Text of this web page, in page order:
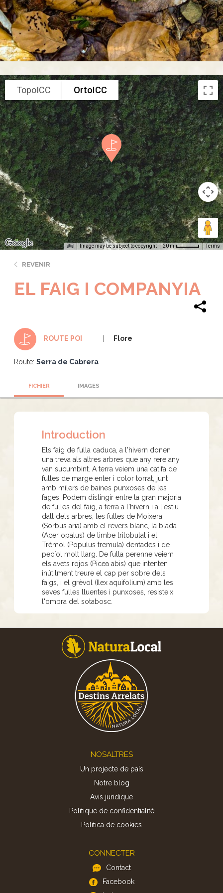
TopoICC OrtoICC
Image may be subject to copyright 20 m Terms
REVENIR
EL FAIG I COMPANYIA
ROUTE POI Flore
Route: Serra de Cabrera
FICHIER IMAGES
Introduction
Els faig de fulla caduca, a l'hivern donen
una treva als altres arbres que any rere any
van sucumbint. A terra veiem una catifa de
fulles de marge enter i color torrat, junt
amb milers de baines punxoses de les
fages. Podem distingir entre la gran majoria
de fulles del faig, a terra a l'hivern i a l'estiu
dalt dels arbres, les fulles de Moixera
(Sorbus aria) amb el revers blanc, la blada
(Acer opalus) de limbe trilobulat i el
Trèmol (Populus tremula) dentades i de
pecíol molt llarg. De fulla perenne veiem
els avets rojos (Picea abis) que intenten
inútilment treure el cap per sobre dels
faigs, i el grèvol (Ilex aquifolium) amb les
seves fulles lluentes i punxoses, resisteix
l'ombra del sotabosc.
NOSALTRES
Un projecte de país
Notre blog
Avis juridique
Politique de confidentialité
Politica de cookies
CONNECTER
Contact
Facebook